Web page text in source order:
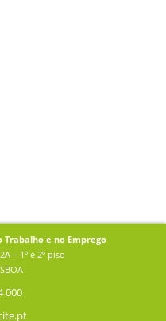
Trabalho e no Emprego
– 1º e 2º piso
000